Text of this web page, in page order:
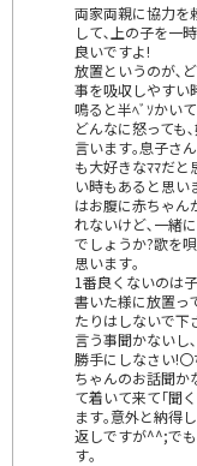
両家両親に協力を
して､上の子を一
良いですよ!
放置というのが､
事を吸収しやすい
鳴ると半ﾍﾞｿかい
どんなに怒っても
言います｡息子さ
も大好きなﾏﾏだ
い時もあると思い
はお腹に赤ちゃん
れないけど､一緒
でしょうか?歌を
思います｡
1番良くないのは
書いた様に放置っ
たりはしないで下
言う事聞かないし
勝手にしなさい!
ちゃんのお話聞か
て着いて来て｢聞
ます｡意外と納得
返しですが^^;で
す｡